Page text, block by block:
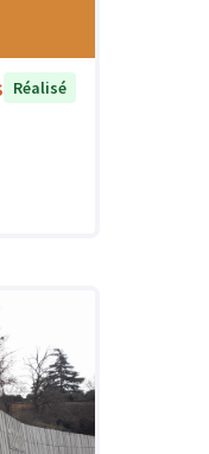
Réalisé